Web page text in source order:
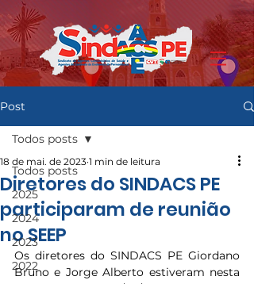
Post
Todos posts
2025
2024
2023
2022
Todos posts
Diretores do SINDACS PE
participaram de reunião
no SEEP
18 de mai. de 2023 1 min de leitura
Os diretores do SINDACS PE Giordano
Bruno e Jorge Alberto estiveram nesta